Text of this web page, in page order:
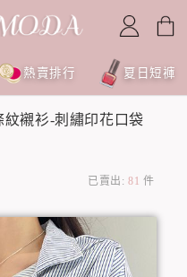
熱賣排行 夏日短褲
紋襯衫-刺繡印花口袋
已賣出: 81 件